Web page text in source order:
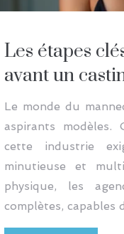
Les étapes
avant un
Le monde du
aspirants modèles.
cette industrie
minutieuse et
physique, les
complètes, capables